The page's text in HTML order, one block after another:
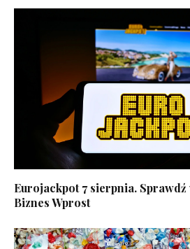
Eurojackpot 7 sierpnia.
Biznes Wprost